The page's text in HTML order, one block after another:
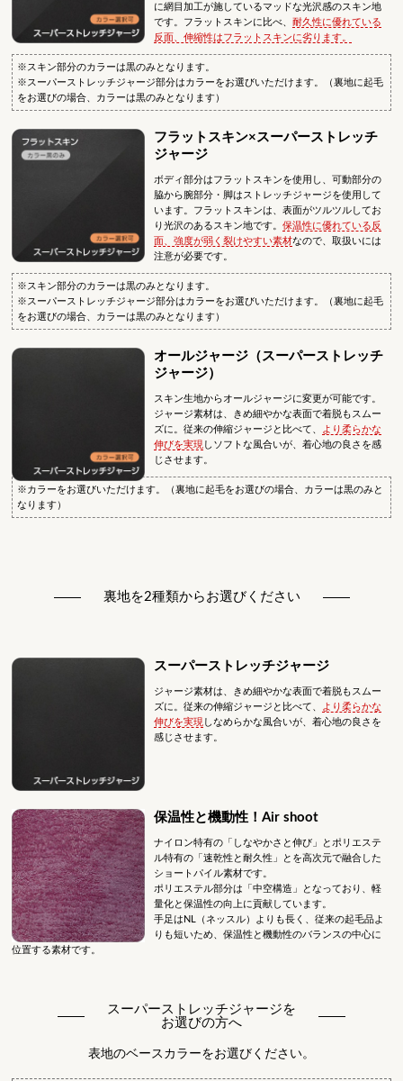
に網目加工が施しているマッドな光沢感のスキン地
です。フラットスキンに比べ、耐久性に優れている
反面、伸縮性はフラットスキンに劣ります。
※スキン部分のカラーは黒のみとなります。
※スーパーストレッチジャージ部分はカラーをお選びいただけます。（裏地に起毛
をお選びの場合、カラーは黒のみとなります）
フラットスキン×スーパーストレッチ
ジャージ
ボディ部分はフラットスキンを使用し、可動部分の
脇から腕部分・脚はストレッチジャージを使用して
います。フラットスキンは、表面がツルツルしてお
り光沢のあるスキン地です。保温性に優れている反
面、強度が弱く裂けやすい素材なので、取扱いには
注意が必要です。
※スキン部分のカラーは黒のみとなります。
※スーパーストレッチジャージ部分はカラーをお選びいただけます。（裏地に起毛
をお選びの場合、カラーは黒のみとなります）
オールジャージ（スーパーストレッチ
ジャージ）
スキン生地からオールジャージに変更が可能です。
ジャージ素材は、きめ細やかな表面で着脱もスムー
ズに。従来の伸縮ジャージと比べて、
より柔らかな
伸びを実現 しソフトな風合いが、着心地の良さを感
じさせます。
※カラーをお選びいただけます。（裏地に起毛をお選びの場合、カラーは黒のみと
なります）
裏地を2種類からお選びください
スーパーストレッチジャージ
ジャージ素材は、きめ細やかな表面で着脱もスムー
ズに。従来の伸縮ジャージと比べて、
より柔らかな
伸びを実現 しなめらかな風合いが、着心地の良さを
感じさせます。
保温性と機動性！Air shoot
ナイロン特有の「しなやかさと伸び」とポリエステ
ル特有の「速乾性と耐久性」とを高次元で融合した
ショートパイル素材です。
ポリエステル部分は「中空構造」となっており、軽
量化と保温性の向上に貢献しています。
手足はNL（ネッスル）よりも長く、従来の起毛品よ
りも短いため、保温性と機動性のバランスの中心に
位置する素材です。
スーパーストレッチジャージを
お選びの方へ
表地のベースカラーをお選びください。